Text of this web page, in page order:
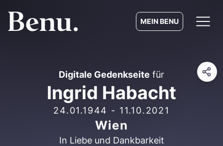
MEIN BENU
Digitale Gedenkseite für
Ingrid Habacht
24.01.1944 - 11.10.2021
Wien
In Liebe und Dankbarkeit